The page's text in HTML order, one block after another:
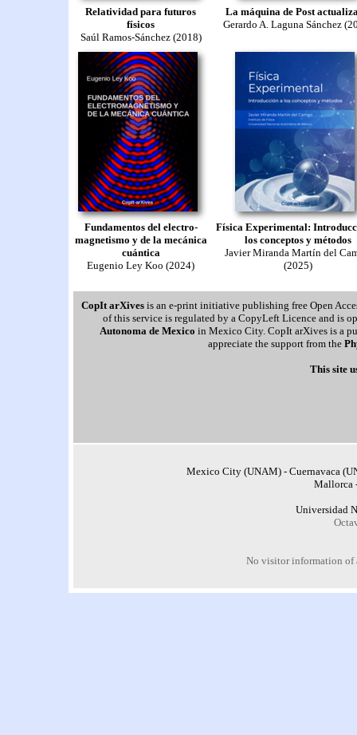
Relatividad para futuros
físicos
Saúl Ramos-Sánchez (2018)
La máquina de Post
Gerardo A. Laguna Sánchez
Fundamentos del electro-
magnetismo y de la mecánica
cuántica
Eugenio Ley Koo (2024)
Física Experimental:
los conceptos y métodos
Javier Miranda Martín del
(2025)
CopIt arXivesis an e-print initiative publishing free Open
of this service is regulated by a CopyLeft Licence and is
Autonoma de Mexico in Mexico City. CopIt arXives is a
appreciate the support from the
This site
Mexico City (UNAM) - Cuernavaca
Mallorca
Universidad
No visitor information of